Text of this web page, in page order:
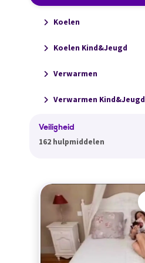
Koelen
Koelen Kind&Jeugd
Verwarmen
Verwarmen Kind&Jeugd
Veiligheid
162 hulpmiddelen